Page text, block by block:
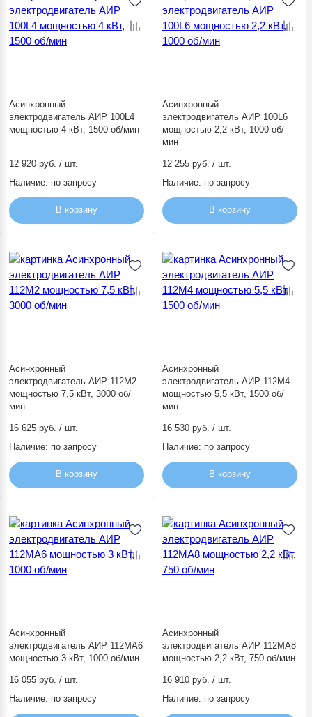
Асинхронный
электродвигатель АИР 100L4
мощностью 4 кВт, 1500 об/мин
12 920 руб. / шт.
Наличие: по запросу
В корзину
Асинхронный
электродвигатель АИР 100L6
мощностью 2,2 кВт, 1000 об/
мин
12 255 руб. / шт.
Наличие: по запросу
В корзину
Асинхронный
электродвигатель АИР 112М2
мощностью 7,5 кВт, 3000 об/
мин
16 625 руб. / шт.
Наличие: по запросу
В корзину
Асинхронный
электродвигатель АИР 112М4
мощностью 5,5 кВт, 1500 об/
мин
16 530 руб. / шт.
Наличие: по запросу
В корзину
Асинхронный
электродвигатель АИР 112МА6
мощностью 3 кВт, 1000 об/мин
16 055 руб. / шт.
Наличие: по запросу
Асинхронный
электродвигатель АИР 112МА8
мощностью 2,2 кВт, 750 об/мин
16 910 руб. / шт.
Наличие: по запросу